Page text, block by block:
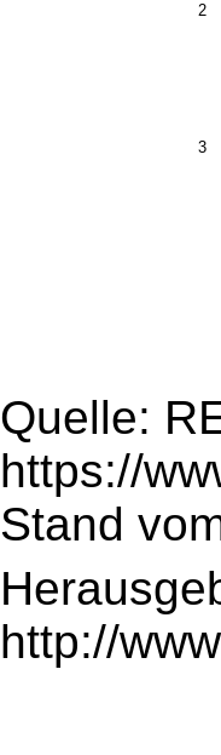
2
3
Quelle:
https://
Stand
http://